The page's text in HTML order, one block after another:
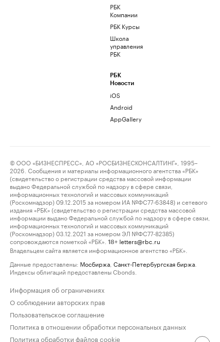
РБК
Компании
РБК Курсы
Школа
управления
РБК
РБК
Новости
iOS
Android
AppGallery
© ООО «БИЗНЕСПРЕСС», АО «РОСБИЗНЕСКОНСАЛТИНГ», 1995–
2026. Сообщения и материалы информационного агентства «РБК»
(свидетельство о регистрации средства массовой информации
выдано Федеральной службой по надзору в сфере связи,
информационных технологий и массовых коммуникаций
(Роскомнадзор) 09.12.2015 за номером ИА №ФС77-63848) и сетевого
издания «РБК» (свидетельство о регистрации средства массовой
информации выдано Федеральной службой по надзору в сфере связи,
информационных технологий и массовых коммуникаций
(Роскомнадзор) 03.12.2021 за номером ЭЛ №ФС77-82385)
сопровождаются пометкой «РБК».
18+ letters@rbc.ru
Владельцем сайта является информационное агентство «РБК».
Данные предоставлены: Мосбиржа Санкт-Петербургская биржа
Индексы облигаций предоставлены Cbonds.
Информация об ограничениях
О соблюдении авторских прав
Пользовательское соглашение
Политика в отношении обработки персональных данных
Политика обработки файлов cookie